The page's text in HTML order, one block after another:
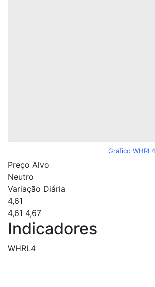
Gráfico WHRL4
Preço Alvo
Neutro
Variação Diária
4,61
4,61 4,67
Indicadores
WHRL4